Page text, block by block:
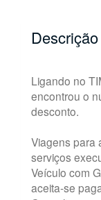
Ligando no
encontrou o
desconto.
Viagens para
serviços
Veículo com
aceita-se